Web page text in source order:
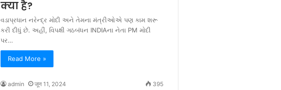
क्या है?
વડાપ્રધાન નરેન્દ્ર મોદી અને તેમના મંત્રીઓએ પણ કામ શરૂ
કરી દીધું છે. અહીં, વિપક્ષી ગઠબંધન INDIAના નેતા PM મોદી
પર…
Read More »
admin जून 11, 2024 395